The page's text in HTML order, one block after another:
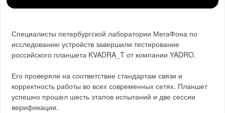
Специалисты петербургской лаборатории МегаФона по
исследованию устройств завершили тестирование
российского планшета KVADRA_T от компании YADRO.
Его проверяли на соответствие стандартам связи и
корректность работы во всех современных сетях. Планшет
успешно прошел шесть этапов испытаний и две сессии
верификации.